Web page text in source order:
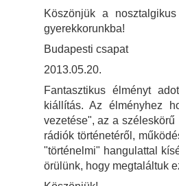
Köszönjük a
gyerekkorunkba!
Budapesti csapat
2013.05.20.
Fantasztikus élményt
kiállítás. Az élményhez
vezetése", az a
rádiók történetéről,
"történelmi" hangulattal
örülünk, hogy megtaláltuk